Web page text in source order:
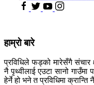
हाम्रो बारे
प्रविधिले फड्को मारेसँगै संचार
नै पृथ्वीलाई एउटा सानो
हेर्ने हो भने त प्रविधिमा क्रान्ति